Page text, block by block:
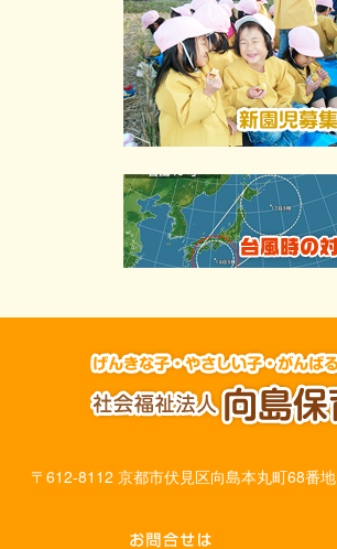
〒612-8112 京都市伏見区向島本丸町68番地